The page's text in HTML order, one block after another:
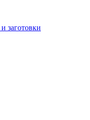
заготовки